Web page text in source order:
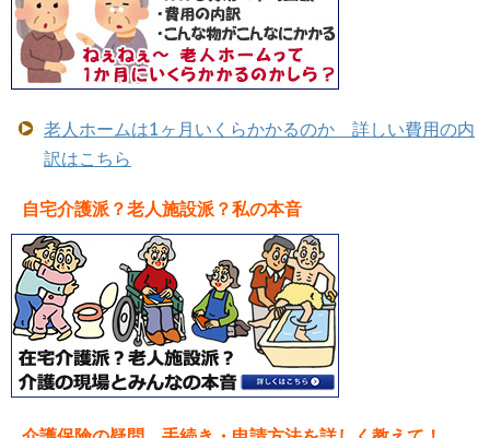
老人ホームは1ヶ月いくらかかるのか 詳しい費用の内
訳はこちら
自宅介護派？老人施設派？私の本音